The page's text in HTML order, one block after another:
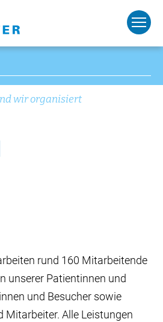
wir organisiert
rund 160 Mitarbeitende
unserer Patientinnen und
und Besucher sowie
Mitarbeiter. Alle Leistungen